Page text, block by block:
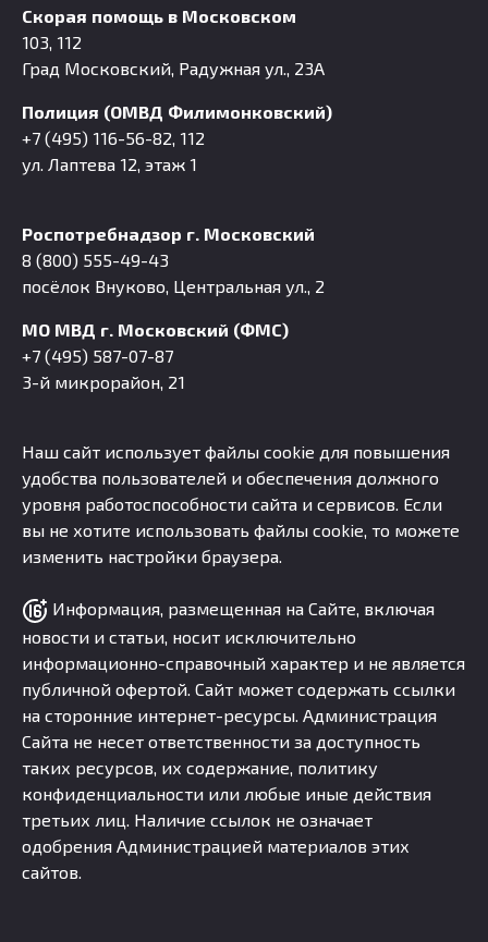
Скорая помощь в Московском
103, 112
Град Московский, Радужная ул., 23А
Полиция (ОМВД Филимонковский)
+7 (495) 116-56-82, 112
ул. Лаптева 12, этаж 1
Роспотребнадзор г. Московский
8 (800) 555-49-43
посёлок Внуково, Центральная ул., 2
МО МВД г. Московский (ФМС)
+7 (495) 587-07-87
3-й микрорайон, 21
Наш сайт использует файлы cookie для повышения
удобства пользователей и обеспечения должного
уровня работоспособности сайта и сервисов. Если
вы не хотите использовать файлы cookie, то можете
изменить настройки браузера.
Информация, размещенная на Сайте, включая
новости и статьи, носит исключительно
информационно-справочный характер и не является
публичной офертой. Сайт может содержать ссылки
на сторонние интернет-ресурсы. Администрация
Сайта не несет ответственности за доступность
таких ресурсов, их содержание, политику
конфиденциальности или любые иные действия
третьих лиц. Наличие ссылок не означает
одобрения Администрацией материалов этих
сайтов.